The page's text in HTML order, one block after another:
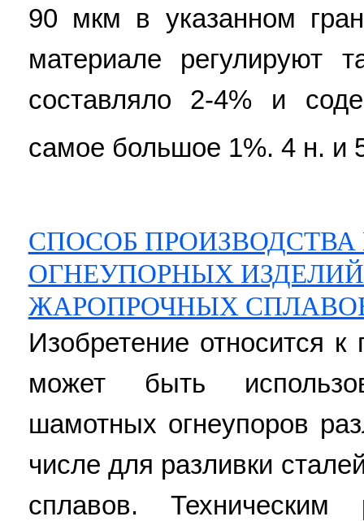
90 мкм в указанном
материале регулируют
составляло 2-4% и
самое большое 1%. 4 н. и
СПОСОБ
ОГНЕУПОРНЫХ
ЖАРОПРОЧНЫХ
Изобретение относится к
может быть
шамотных огнеупоров
числе для разливки
сплавов. Техническим